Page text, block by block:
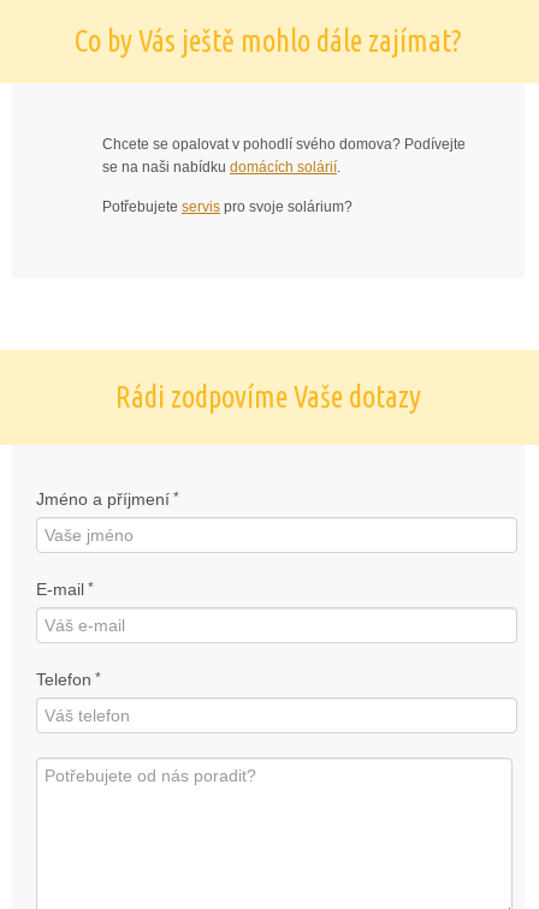
Co by Vás ještě mohlo dále zajímat?
Chcete se opalovat v pohodlí svého domova? Podívejte
se na naši nabídku domácích solárií.
Potřebujete servis pro svoje solárium?
Rádi zodpovíme Vaše dotazy
Jméno a příjmení *
E-mail *
Telefon *